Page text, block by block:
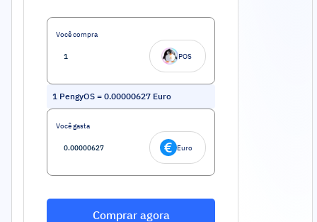
Você compra
POS
1 PengyOS = 0.00000627 Euro
Você gasta
Euro
Comprar agora